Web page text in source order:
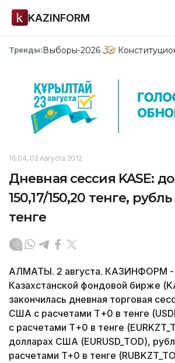
KAZINFORM
Тренды:Выборы-2026
16:04, 02 Августа 2012
Дневная сессия KASE:
150,17/150,20 тенге, рубль
тенге
АЛМАТЫ. 2 августа. КАЗИНФОРМ -
Казахстанской фондовой бирже
закончилась дневная торговая
США с расчетами Т+0 в тенге
с расчетами Т+0 в тенге
долларах США (EURUSD_TOD),
расчетами T+0 в тенге